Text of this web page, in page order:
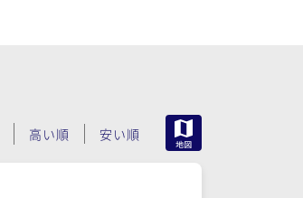
高い順 安い順